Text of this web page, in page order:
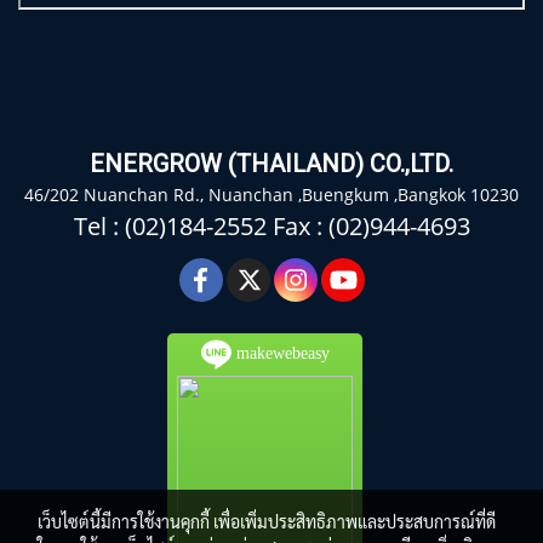
ENERGROW (THAILAND) CO.,LTD.
46/202 Nuanchan Rd., Nuanchan ,Buengkum ,Bangkok 10230
Tel : (02)184-2552 Fax : (02)944-4693
makewebeasy
เว็บไซต์นี้มีการใช้งานคุกกี้ เพื่อเพิ่มประสิทธิภาพและประสบการณ์ที่ดี